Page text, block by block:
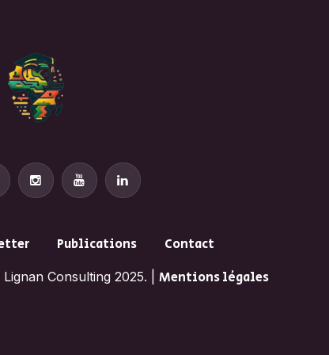
Publications Contact
Consulting 2025. | Mentions légales